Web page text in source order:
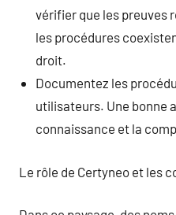
vérifier que les preuves
les procédures
droit.
Documentez les
utilisateurs. Une bonne
connaissance et la
Le rôle de Certyneo et les